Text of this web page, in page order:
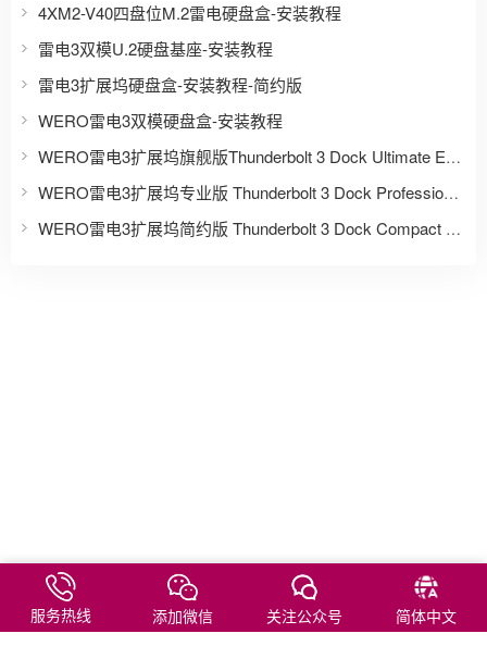
4XM2-V40四盘位M.2雷电硬盘盒-安装教程
雷电3双模U.2硬盘基座-安装教程
雷电3扩展坞硬盘盒-安装教程-简约版
WERO雷电3双模硬盘盒-安装教程
WERO雷电3扩展坞旗舰版Thunderbolt 3 Dock Ultimate Edition
WERO雷电3扩展坞专业版 Thunderbolt 3 Dock Professional Edition
WERO雷电3扩展坞简约版 Thunderbolt 3 Dock Compact Edition
服务热线 添加微信 关注公众号 简体中文